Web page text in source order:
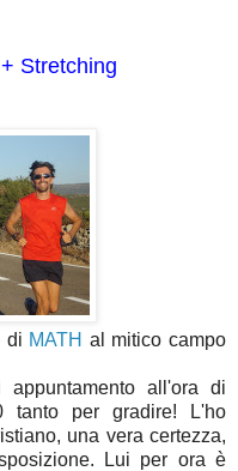
Stretching
di MATH al mitico campo
all'ora di
tanto per gradire! L'ho
una vera certezza,
Lui per ora è